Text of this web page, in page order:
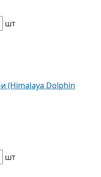
шт
(Himalaya Dolphin
шт